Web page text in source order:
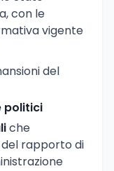
con le
vigente
del
politici
che
rapporto di